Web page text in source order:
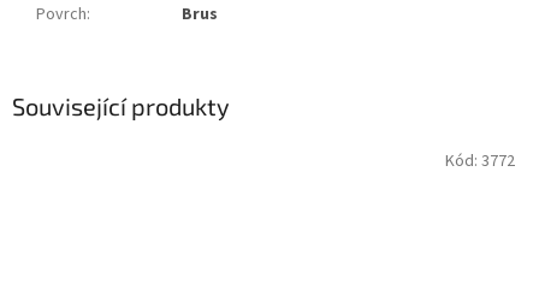
Související produkty
Kód: 3772
Povrch: Brus